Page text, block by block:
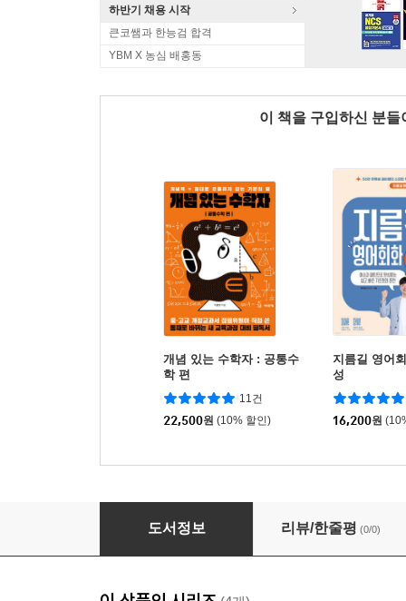
하반기 채용 시작
큰코쌤과 한능검 합격
YBM X 농심 배홍동
이 책을 구입하신 분
개념 있는 수학자 : 공통수
학 편
11건
22,500원 (10% 할인)
지름길 영어
성
16,200원
요만큼만 알아도 영어로 말할 수 있다!
도서정보 리뷰/한줄평 (0/0)